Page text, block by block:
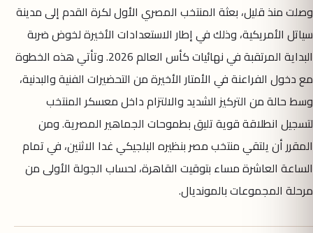
وصلت منذ قليل، بعثة المنتخب المصري الأول لكرة القدم إلى مدينة
سياتل الأمريكية، وذلك في إطار الاستعدادات الأخيرة لخوض ضربة
البداية المرتقبة في نهائيات كأس العالم 2026. وتأتي هذه الخطوة
مع دخول الفراعنة في الأمتار الأخيرة من التحضيرات الفنية والبدنية،
وسط حالة من التركيز الشديد والالتزام داخل معسكر المنتخب
لتسجيل انطلاقة قوية تليق بطموحات الجماهير المصرية. ومن
المقرر أن يلتقي منتخب مصر بنظيره البلجيكي غدا الاثنين، في تمام
الساعة العاشرة مساء بتوقيت القاهرة، لحساب الجولة الأولى من
مرحلة المجموعات بالمونديال.